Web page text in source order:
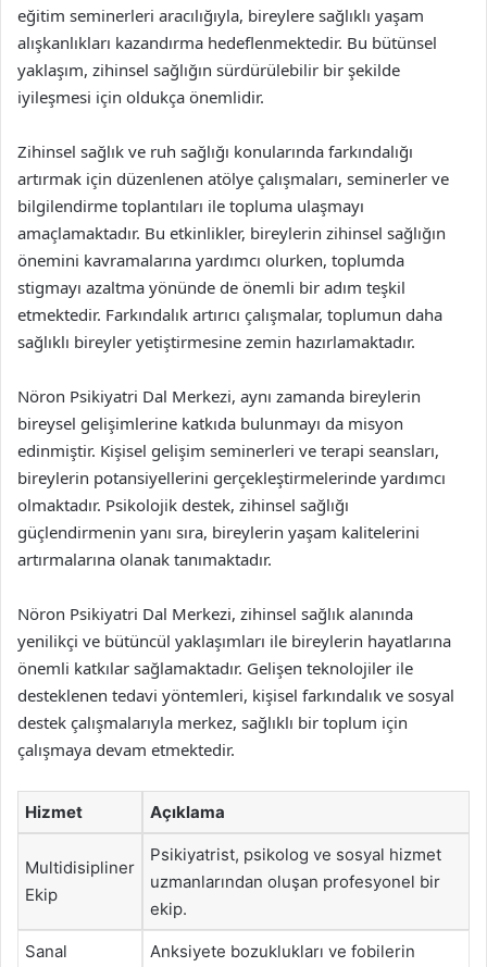
eğitim seminerleri aracılığıyla, bireylere sağlıklı yaşam
alışkanlıkları kazandırma hedeflenmektedir. Bu bütünsel
yaklaşım, zihinsel sağlığın sürdürülebilir bir şekilde
iyileşmesi için oldukça önemlidir.
Zihinsel sağlık ve ruh sağlığı konularında farkındalığı
artırmak için düzenlenen atölye çalışmaları, seminerler ve
bilgilendirme toplantıları ile topluma ulaşmayı
amaçlamaktadır. Bu etkinlikler, bireylerin zihinsel sağlığın
önemini kavramalarına yardımcı olurken, toplumda
stigmayı azaltma yönünde de önemli bir adım teşkil
etmektedir. Farkındalık artırıcı çalışmalar, toplumun daha
sağlıklı bireyler yetiştirmesine zemin hazırlamaktadır.
Nöron Psikiyatri Dal Merkezi, aynı zamanda bireylerin
bireysel gelişimlerine katkıda bulunmayı da misyon
edinmiştir. Kişisel gelişim seminerleri ve terapi seansları,
bireylerin potansiyellerini gerçekleştirmelerinde yardımcı
olmaktadır. Psikolojik destek, zihinsel sağlığı
güçlendirmenin yanı sıra, bireylerin yaşam kalitelerini
artırmalarına olanak tanımaktadır.
Nöron Psikiyatri Dal Merkezi, zihinsel sağlık alanında
yenilikçi ve bütüncül yaklaşımları ile bireylerin hayatlarına
önemli katkılar sağlamaktadır. Gelişen teknolojiler ile
desteklenen tedavi yöntemleri, kişisel farkındalık ve sosyal
destek çalışmalarıyla merkez, sağlıklı bir toplum için
çalışmaya devam etmektedir.
Hizmet Açıklama
Multidisipliner
Ekip
Psikiyatrist, psikolog ve sosyal hizmet
uzmanlarından oluşan profesyonel bir
ekip.
Sanal
Anksiyete bozuklukları ve fobilerin